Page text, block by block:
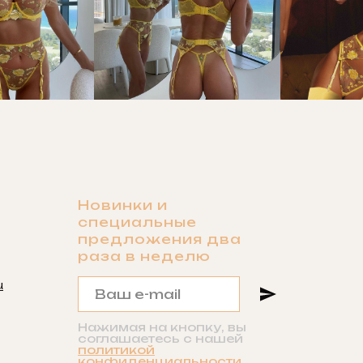
Новинки и
специальные
предложения два
раза в неделю
Нажимая на кнопку, вы
соглашаетесь с нашей
политикой